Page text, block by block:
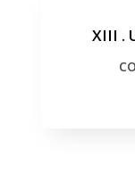
XIII .